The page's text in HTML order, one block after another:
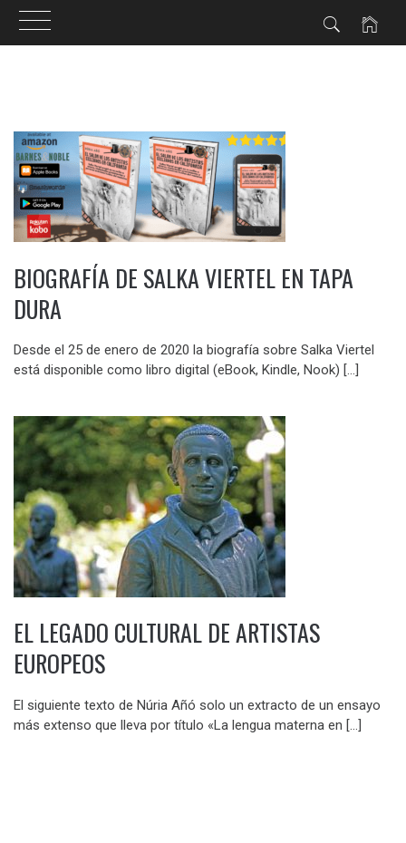
contenido
BIOGRAFÍA DE SALKA VIERTEL EN TAPA
DURA
Desde el 25 de enero de 2020 la biografía sobre Salka Viertel
está disponible como libro digital (eBook, Kindle, Nook) […]
EL LEGADO CULTURAL DE ARTISTAS
EUROPEOS
El siguiente texto de Núria Añó solo un extracto de un ensayo
más extenso que lleva por título «La lengua materna en […]